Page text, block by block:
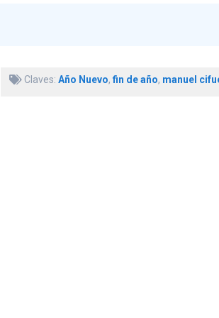
Claves: Año Nuevo, fin de año, manuel